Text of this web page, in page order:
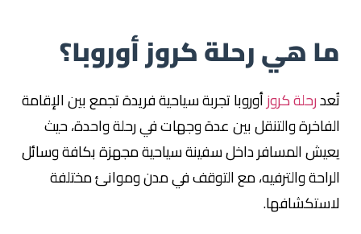
ما هي رحلة كروز أوروبا؟
تُعدرحلة كروزأوروبا تجربة سياحية فريدة تجمع بين الإقامة
الفاخرة والتنقل بين عدة وجهات في رحلة واحدة، حيث
يعيش المسافر داخل سفينة سياحية مجهزة بكافة وسائل
الراحة والترفيه، مع التوقف في مدن وموانئ مختلفة
لاستكشافها.